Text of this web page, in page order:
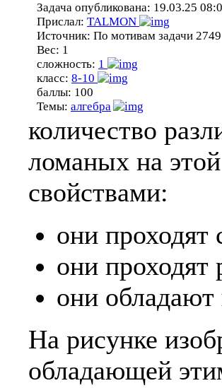
Задача опубликована: 19.03.25
Прислал: TALMON
Источник: По мотивам задачи 2749
Вес: 1
сложность: 1
класс: 8-10
баллы: 100
Темы: алгебра
количество
ломаных на
свойствами:
они проходят
они проходят
они обладают
На рисунке
обладающей